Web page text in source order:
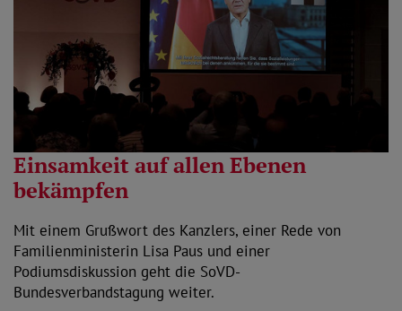
Einsamkeit auf allen Ebenen
bekämpfen
Mit einem Grußwort des Kanzlers, einer Rede von
Familienministerin Lisa Paus und einer
Podiumsdiskussion geht die SoVD-
Bundesverbandstagung weiter.